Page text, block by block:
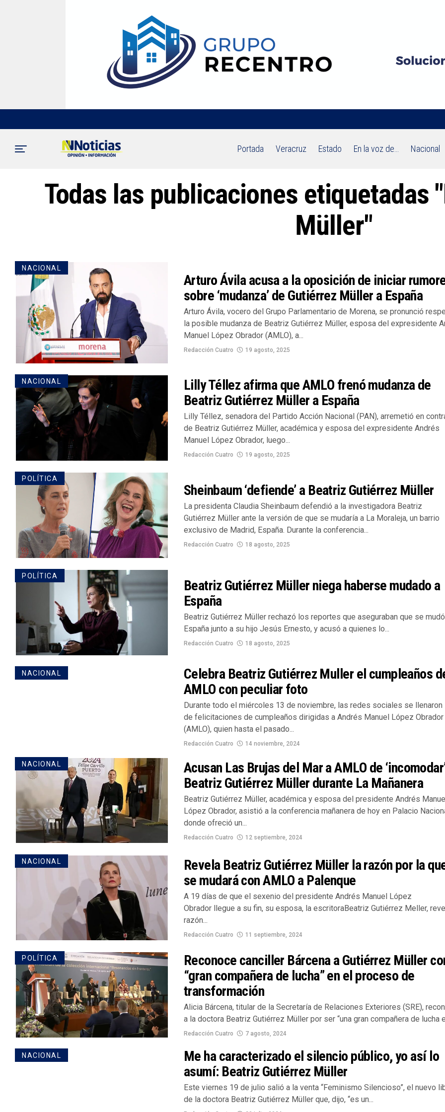
Portada Veracruz Estado En la voz de… Nacional
Todas las publicaciones etiquetadas
Müller"
NACIONAL
Arturo Ávila acusa a la oposición de iniciar
sobre ‘mudanza’ de Gutiérrez Müller a España
Arturo Ávila, vocero del Grupo Parlamentario de Morena, se pronunció
la posible mudanza de Beatriz Gutiérrez Müller, esposa del expresidente
Manuel López Obrador (AMLO), a...
Redacción Cuatro 19 agosto, 2025
NACIONAL
Lilly Téllez afirma que AMLO frenó mudanza de
Beatriz Gutiérrez Müller a España
Lilly Téllez, senadora del Partido Acción Nacional (PAN), arremetió en
de Beatriz Gutiérrez Müller, académica y esposa del expresidente Andrés
Manuel López Obrador, luego...
Redacción Cuatro 19 agosto, 2025
POLÍTICA
Sheinbaum ‘defiende’ a Beatriz Gutiérrez Müller
La presidenta Claudia Sheinbaum defendió a la investigadora Beatriz
Gutiérrez Müller ante la versión de que se mudaría a La Moraleja, un barrio
exclusivo de Madrid, España. Durante la conferencia...
Redacción Cuatro 18 agosto, 2025
POLÍTICA
Beatriz Gutiérrez Müller niega haberse mudado a
España
Beatriz Gutiérrez Müller rechazó los reportes que aseguraban que se
España junto a su hijo Jesús Ernesto, y acusó a quienes lo...
Redacción Cuatro 18 agosto, 2025
NACIONAL
Celebra Beatriz Gutiérrez Muller el cumpleaños
AMLO con peculiar foto
Durante todo el miércoles 13 de noviembre, las redes sociales se llenaron
de felicitaciones de cumpleaños dirigidas a Andrés Manuel López Obrador
(AMLO), quien hasta el pasado...
Redacción Cuatro 14 noviembre, 2024
NACIONAL
Acusan Las Brujas del Mar a AMLO de
Beatriz Gutiérrez Müller durante La Mañanera
Beatriz Gutiérrez Müller, académica y esposa del presidente Andrés
López Obrador, asistió a la conferencia mañanera de hoy en Palacio
donde ofreció un...
Redacción Cuatro 12 septiembre, 2024
NACIONAL
Revela Beatriz Gutiérrez Müller la razón por la
se mudará con AMLO a Palenque
A 19 días de que el sexenio del presidente Andrés Manuel López
Obrador llegue a su fin, su esposa, la escritoraBeatriz Gutiérrez Meller,
razón...
Redacción Cuatro 11 septiembre, 2024
POLÍTICA
Reconoce canciller Bárcena a Gutiérrez Müller
“gran compañera de lucha” en el proceso de
transformación
Alicia Bárcena, titular de la Secretaría de Relaciones Exteriores (SRE),
a la doctora Beatriz Gutiérrez Müller por ser “una gran compañera de lucha
Redacción Cuatro 7 agosto, 2024
NACIONAL
Me ha caracterizado el silencio público, yo así lo
asumí: Beatriz Gutiérrez Müller
Este viernes 19 de julio salió a la venta “Feminismo Silencioso”, el nuevo
de la doctora Beatriz Gutiérrez Müller que, dijo, “es un...